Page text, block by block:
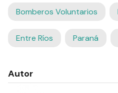
Bomberos Voluntarios
Entre Ríos Paraná
Autor